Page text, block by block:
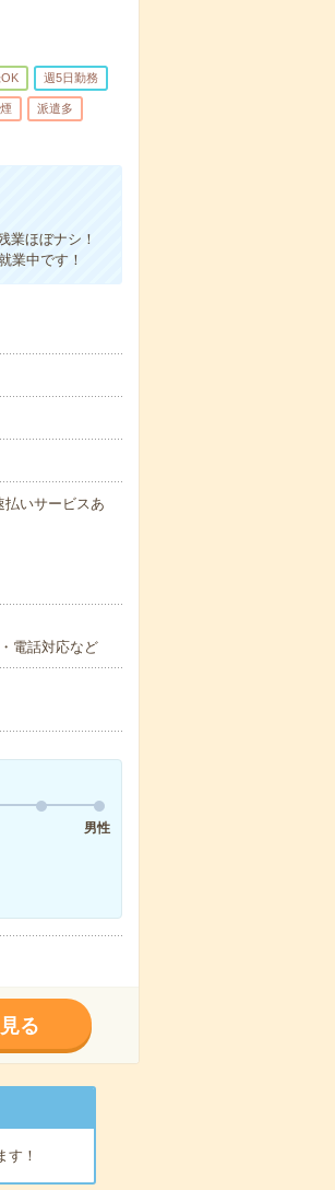
週5日勤務
派遣多
業ほぼナシ！
業中です！
いサービスあ
電話対応など
男性
る
す！